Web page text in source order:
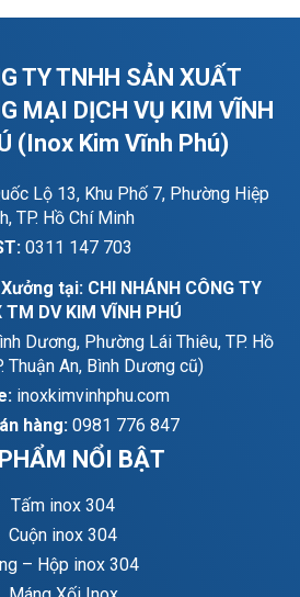
TY TNHH SẢN XUẤT
MẠI DỊCH VỤ KIM VĨNH
(Inox Kim Vĩnh Phú)
Lộ 13, Khu Phố 7, Phường Hiệp
TP. Hồ Chí Minh
0311 147 703
tại: CHI NHÁNH CÔNG TY
TM DV KIM VĨNH PHÚ
Dương, Phường Lái Thiêu, TP. Hồ
Thuận An, Bình Dương cũ)
inoxkimvinhphu.com
hàng: 0981 776 847
NỔI BẬT
Tấm inox 304
Cuộn inox 304
– Hộp inox 304